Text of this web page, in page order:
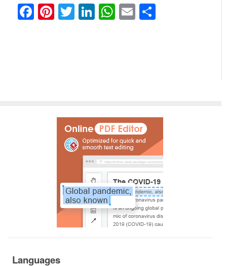
Facebook
Pinterest
Twitter
LinkedIn
WhatsApp
Email
Languages